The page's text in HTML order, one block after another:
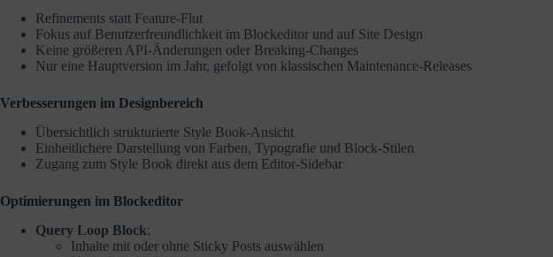
Refinements statt Feature-Flut
Fokus auf Benutzerfreundlichkeit im Blockeditor und auf Site Design
Keine größeren API-Änderungen oder Breaking‑Changes
Nur eine Hauptversion im Jahr, gefolgt von klassischen Maintenance‑Releases
Verbesserungen im Designbereich
Übersichtlich strukturierte Style Book‑Ansicht
Einheitlichere Darstellung von Farben, Typografie und Block-Stilen
Zugang zum Style Book direkt aus dem Editor‑Sidebar
Optimierungen im Blockeditor
Query Loop Block:
Inhalte mit oder ohne Sticky Posts auswählen